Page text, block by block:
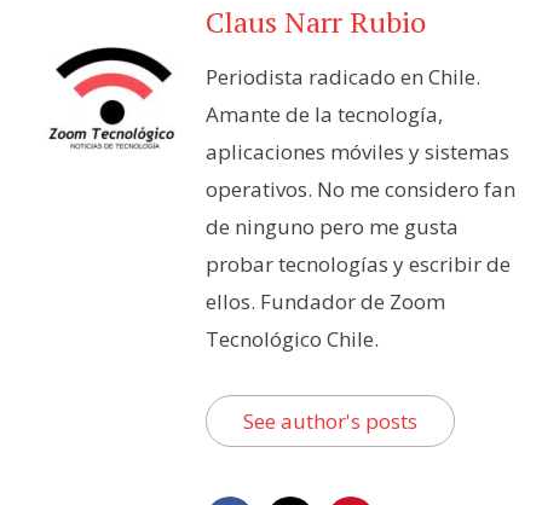
Claus Narr Rubio
Periodista radicado en Chile.
Amante de la tecnología,
aplicaciones móviles y sistemas
operativos. No me considero fan
de ninguno pero me gusta
probar tecnologías y escribir de
ellos. Fundador de Zoom
Tecnológico Chile.
See author's posts